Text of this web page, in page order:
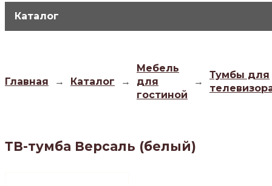
Каталог
Главная → Каталог →
Мебель
для
гостиной
→
Тумбы для
ТВ-тумба Версаль (белый)